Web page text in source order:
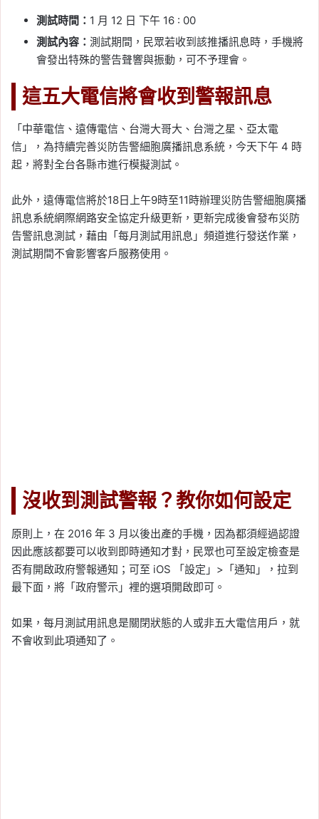
測試時間： 1 月 12 日 下午 16 : 00
測試內容： 測試期間，民眾若收到該推播訊息時，手機將
會發出特殊的警告聲響與振動，可不予理會。
這五大電信將會收到警報訊息
「中華電信、遠傳電信、台灣大哥大、台灣之星、亞太電
信」，為持續完善災防告警細胞廣播訊息系統，今天下午 4 時
起，將對全台各縣市進行模擬測試。
此外，遠傳電信將於18日上午9時至11時辦理災防告警細胞廣播
訊息系統網際網路安全協定升級更新，更新完成後會發布災防
告警訊息測試，藉由「每月測試用訊息」頻道進行發送作業，
測試期間不會影響客戶服務使用。
沒收到測試警報？教你如何設定
原則上，在 2016 年 3 月以後出產的手機，因為都須經過認證
因此應該都要可以收到即時通知才對，民眾也可至設定檢查是
否有開啟政府警報通知；可至 iOS 「設定」>「通知」，拉到
最下面，將「政府警示」裡的選項開啟即可。
如果，每月測試用訊息是關閉狀態的人或非五大電信用戶，就
不會收到此項通知了。